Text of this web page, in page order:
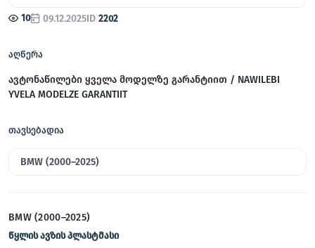
10 09.12.2025ID 2202
აღწერა
ავტონაწილები ყველა მოდელზე გარანტიით / NAWILEBI
YVELA MODELZE GARANTIIT
თავსებადია
BMW (2000–2025)
BMW (2000–2025)
წყლის ავზის პლასტმასი